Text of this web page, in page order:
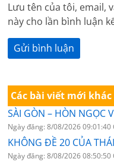
Lưu tên của tôi, email,
này cho lần bình luận
Các bài viết mới khác
SÀI GÒN – HÒN NGỌC
Ngày đăng: 8/08/2026
KHÔNG ĐỀ 20 CỦA
Ngày đăng: 8/08/2026